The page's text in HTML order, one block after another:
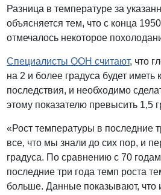
Разница в температуре за
объясняется тем, что с конца
отмечалось некоторое
Специалисты ООН считают, что
на 2 и более градуса будет иметь
последствия, и необходимо
этому показателю превысить 1,5
«Рост температуры в последние
все, что мы знали до сих пор, и
градуса. По сравнению с 70
последние три года темп роста
больше. Данные показывают, что